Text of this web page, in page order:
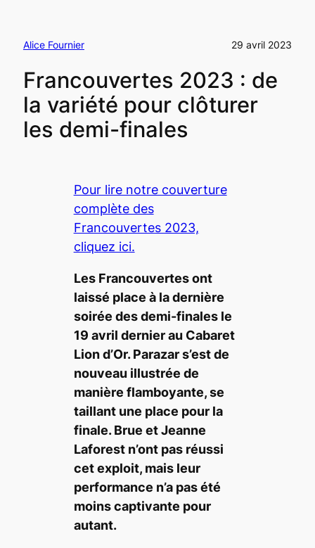
Alice Fournier 29 avril 2023
Francouvertes 2023 : de
la variété pour clôturer
les demi-finales
Pour lire notre couverture
complète des
Francouvertes 2023,
cliquez ici.
Les Francouvertes ont
laissé place à la dernière
soirée des demi-finales le
19 avril dernier au Cabaret
Lion d’Or. Parazar s’est de
nouveau illustrée de
manière flamboyante, se
taillant une place pour la
finale. Brue et Jeanne
Laforest n’ont pas réussi
cet exploit, mais leur
performance n’a pas été
moins captivante pour
autant.